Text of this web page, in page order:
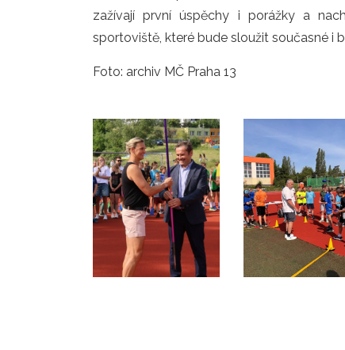
zažívají první úspěchy i porážky a
sportoviště, které bude sloužit současné i
Foto: archiv MČ Praha 13